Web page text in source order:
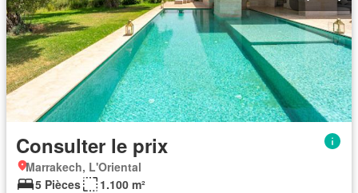
Consulter le prix
Marrakech, L'Oriental
5 Pièces
1.100 m²